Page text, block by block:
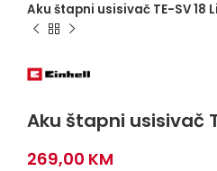
Aku štapni usisivač TE-SV 18
Aku štapni usisivač
269,00 KM